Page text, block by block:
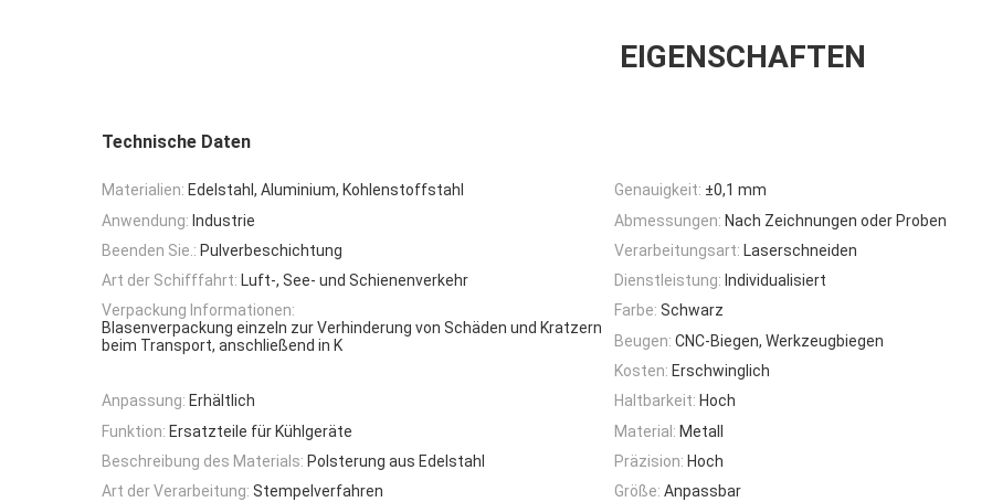
EIGENSCHAFTEN
Technische Daten
Materialien: Edelstahl, Aluminium, Kohlenstoffstahl Genauigkeit: ±0,1 mm
Anwendung: Industrie Abmessungen: Nach Zeichnungen oder Proben
Beenden Sie.: Pulverbeschichtung Verarbeitungsart: Laserschneiden
Art der Schifffahrt: Luft-, See- und Schienenverkehr Dienstleistung: Individualisiert
Verpackung Informationen:
Blasenverpackung einzeln zur Verhinderung von Schäden und Kratzern
beim Transport, anschließend in K
Farbe: Schwarz
Beugen: CNC-Biegen, Werkzeugbiegen
Kosten: Erschwinglich
Anpassung: Erhältlich Haltbarkeit: Hoch
Funktion: Ersatzteile für Kühlgeräte Material: Metall
Beschreibung des Materials: Polsterung aus Edelstahl Präzision: Hoch
Art der Verarbeitung: Stempelverfahren Größe: Anpassbar